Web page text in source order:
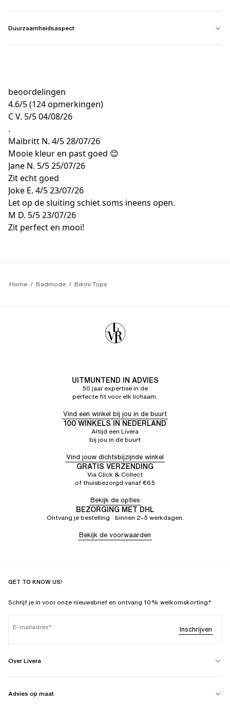
Duurzaamheidsaspect
beoordelingen
4.6/5(124 opmerkingen)
C V. 5/504/08/26
.
Maibritt N. 4/528/07/26
Mooie kleur en past goed 😊
Jane N. 5/525/07/26
Zit echt goed
Joke E. 4/523/07/26
Let op de sluiting schiet soms ineens open.
M D. 5/523/07/26
Zit perfect en mooi!
Home Badmode Bikini Tops
UITMUNTEND IN ADVIES
50 jaar expertise in de
perfecte fit voor elk lichaam.
Vind een winkel bij jou in de buurt
100 WINKELS IN NEDERLAND
Altijd een Livera
bij jou in de buurt
Vind jouw dichtsbijzijnde winkel
GRATIS VERZENDING
Via Click & Collect
of thuisbezorgd vanaf €65
Bekijk de opties
BEZORGING MET DHL
Ontvang je bestelling binnen 2–5 werkdagen.
Bekijk de voorwaarden
GET TO KNOW US!
Schrijf je in voor onze nieuwsbrief en ontvang 10% welkomskorting.*
E-mailadres Inschrijven
Over Livera
Advies op maat